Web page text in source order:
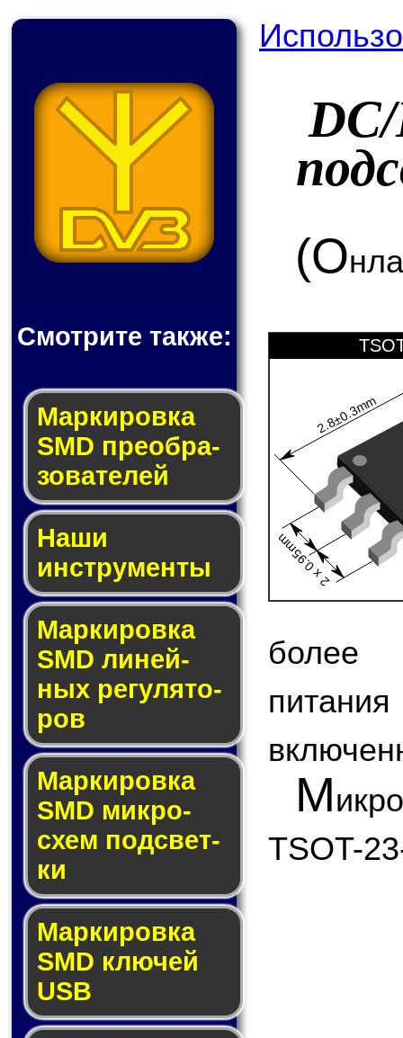
Смотрите также:
Мар­ки­ров­ка
SMD пре­об­ра­
зо­ва­те­лей
Наши
инструменты
Маркировка
SMD ли­ней­
ных ре­гу­ля­то­
ров
Маркировка
SMD мик­ро­
схем под­свет­
ки
Маркировка
SMD клю­чей
USB
(О
2.8±0.3mm
2 x 0.95mm
более
М
TSOT-